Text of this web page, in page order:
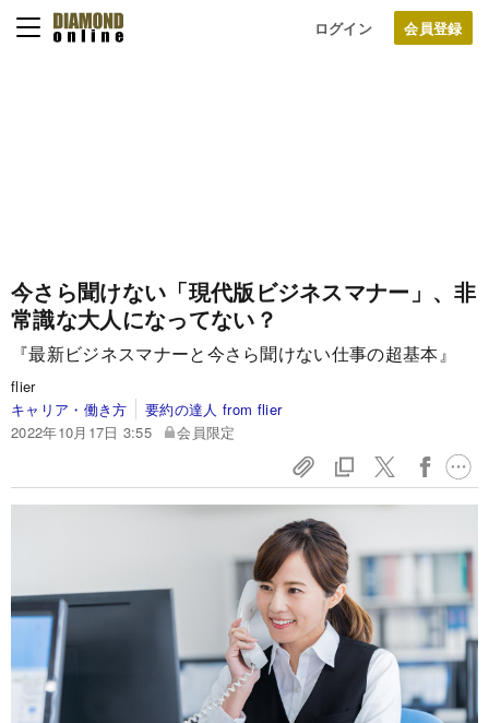
ログイン
今さら聞けない「現代版ビジネスマナー」、非
常識な大人になってない？
『最新ビジネスマナーと今さら聞けない仕事の超基本』
flier
キャリア・働き方
要約の達人 from flier
2022年10月17日 3:55
会員限定